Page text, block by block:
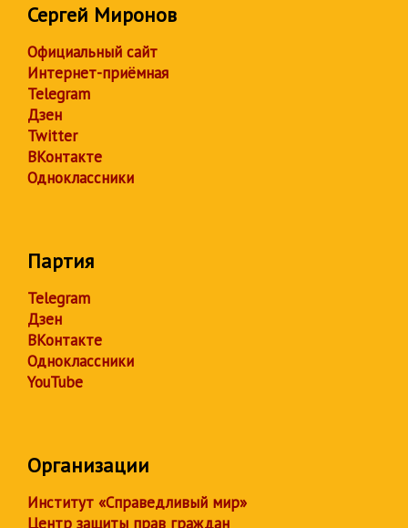
Сергей Миронов
Официальный сайт
Интернет-приёмная
Telegram
Дзен
Twitter
ВКонтакте
Одноклассники
Партия
Telegram
Дзен
ВКонтакте
Одноклассники
YouTube
Организации
Институт «Справедливый мир»
Центр защиты прав граждан